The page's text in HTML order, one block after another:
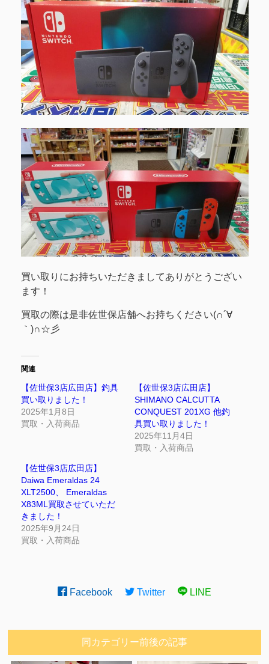
買い取りにお持ちいただきましてありがとうござい
ます！
買取の際は是非佐世保店舗へお持ちください(∩´∀
｀)∩☆彡
関連
【佐世保3店広田店】釣具
買い取りました！
2025年1月8日
買取・入荷商品
【佐世保3店広田店】
SHIMANO CALCUTTA
CONQUEST 201XG 他釣
具買い取りました！
2025年11月4日
買取・入荷商品
【佐世保3店広田店】
Daiwa Emeraldas 24
XLT2500、 Emeraldas
X83ML買取させていただ
きました！
2025年9月24日
買取・入荷商品
Facebook Twitter LINE
同カテゴリー前後の記事